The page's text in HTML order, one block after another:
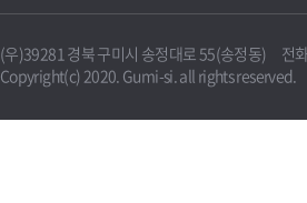
(우)39281 경북 구미시 송정대로 55(송정동) 전
Copyright(c) 2020. Gumi-si. all rights reserved.